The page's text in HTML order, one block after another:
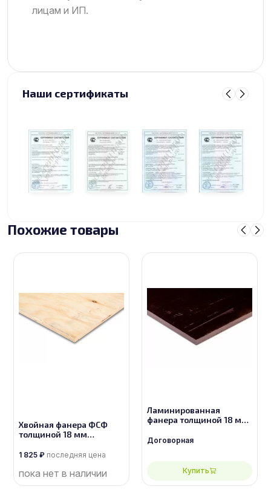
лицам и ИП.
Наши сертификаты
Похожие товары
Хвойная фанера ФСФ
толщиной 18 мм
сорт 2/3
1 825 ₽ последняя цена
пока нет в наличии
Ламинированная
фанера толщиной 18 мм
сорт 2/2
Договорная
Купить